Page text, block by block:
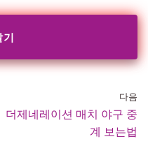
다음
더제네레이션 매치 야구 중
계 보는법